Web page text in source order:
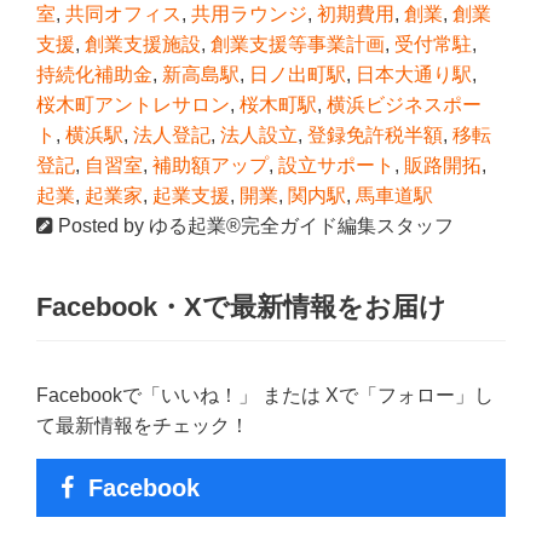
室, 共同オフィス, 共用ラウンジ, 初期費用 , 創業, 創業
支援, 創業支援施設, 創業支援等事業計画, 受付常駐,
持続化補助金, 新高島駅, 日ノ出町駅, 日本大通り駅,
桜木町アントレサロン, 桜木町駅, 横浜ビジネスポー
ト , 横浜駅, 法人登記, 法人設立, 登録免許税半額, 移転
登記, 自習室, 補助額アップ, 設立サポート , 販路開拓,
起業, 起業家, 起業支援, 開業, 関内駅, 馬車道駅
Posted by ゆる起業®完全ガイド編集スタッフ
Facebook・Xで最新情報をお届け
Facebookで「いいね！」 または Xで「フォロー」し
て最新情報をチェック！
Facebook